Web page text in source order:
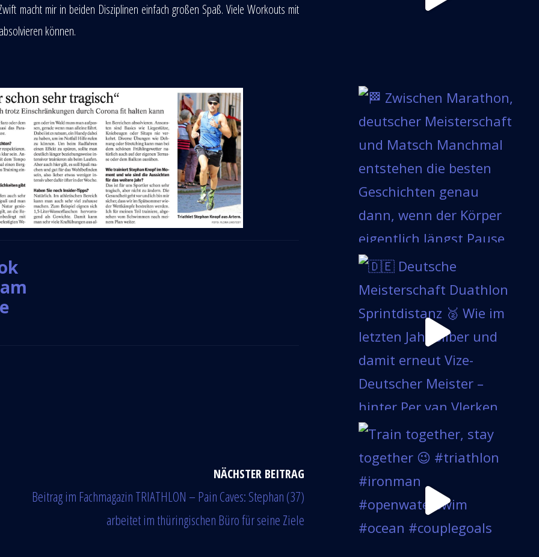
macht mir in beiden Disziplinen einfach großen Spaß. Viele Workouts mit
können.
NÄCHSTER BEITRAG
Beitrag im Fachmagazin TRIATHLON – Pain Caves: Stephan (37)
arbeitet im thüringischen Büro für seine Ziele